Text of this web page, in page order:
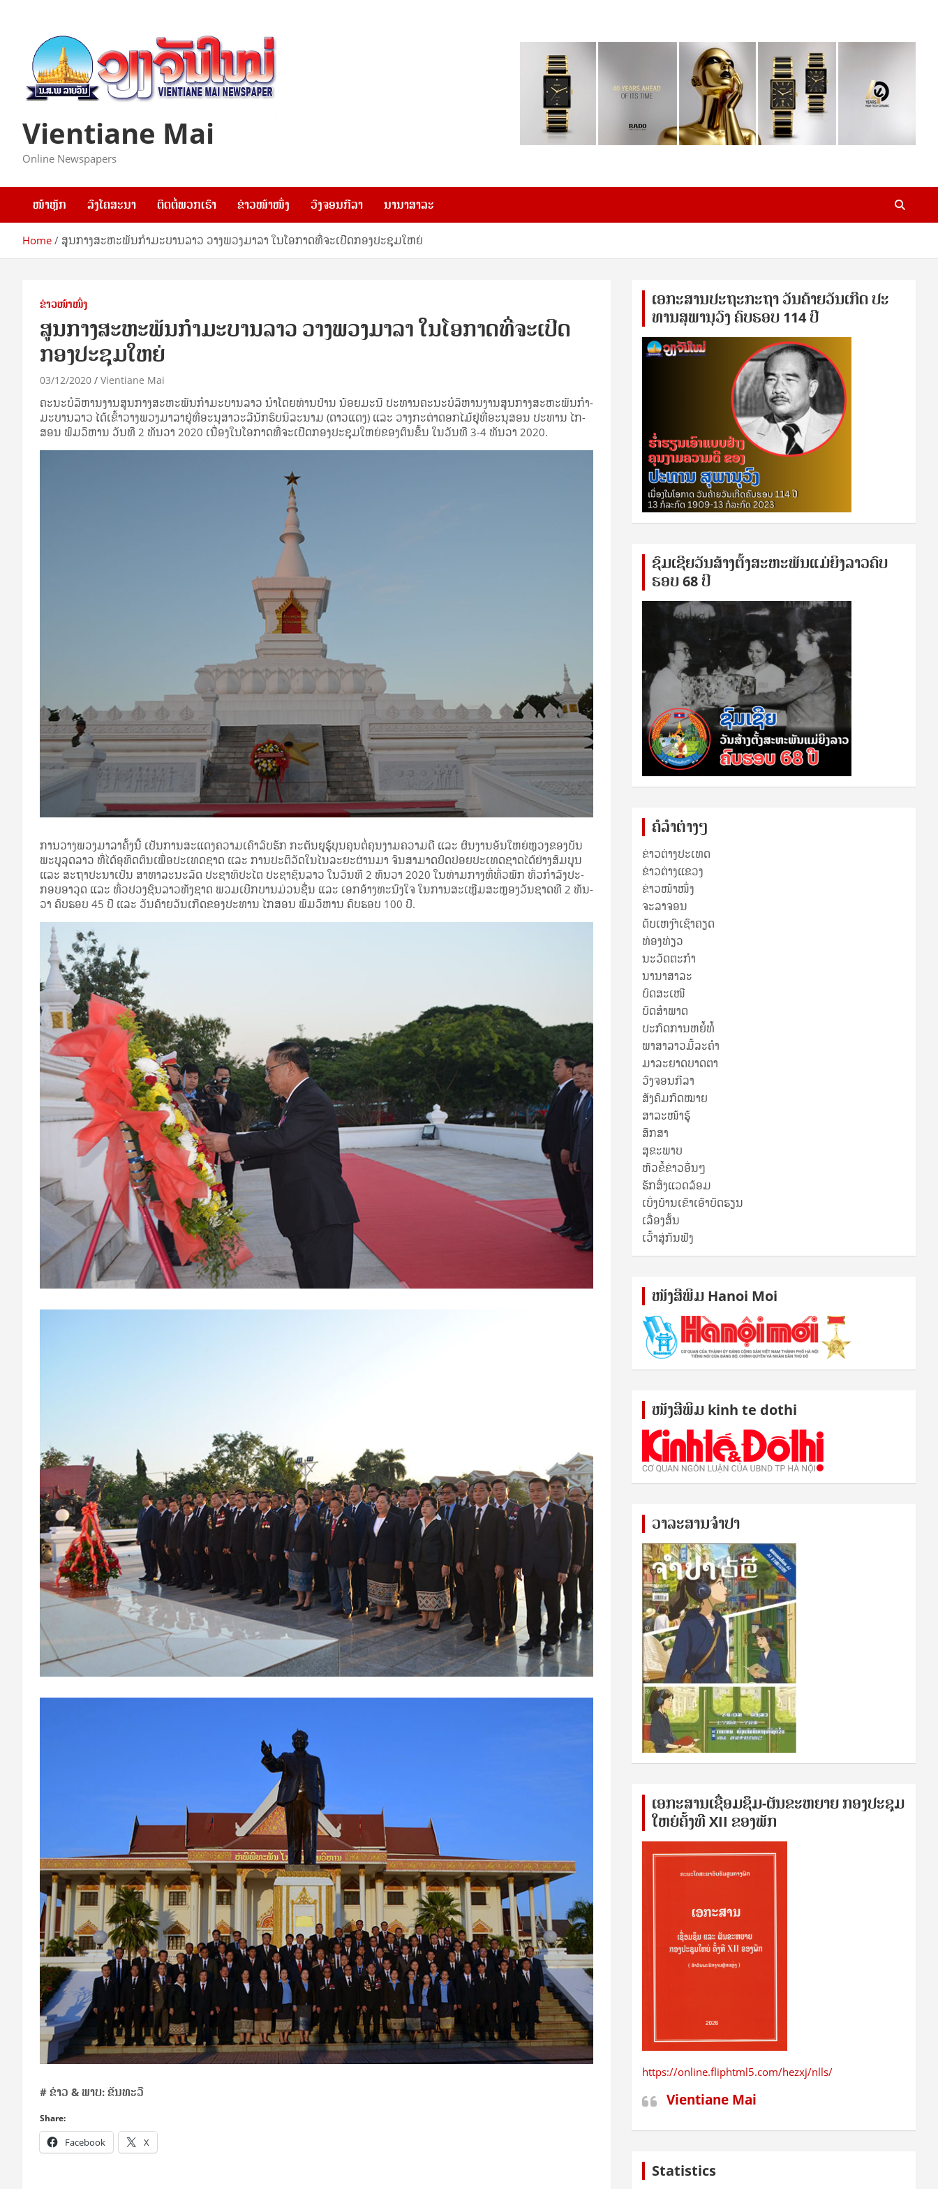
Vientiane Mai
Online Newspapers
ໜ້າຫຼັກ ລົງໂຄສະນາ ຕິດຕໍ່ພວກເຮົາ ຂ່າວໜ້າໜຶ່ງ ວົງຈອນກີລາ ນານາສາລະ
Home ສູນກາງສະຫະພັນກຳມະບານລາວ ວາງພວງມາລາ ໃນໂອກາດທີ່ຈະເປີດກອງປະຊຸມໃຫຍ່
ຂ່າວໜ້າໜຶ່ງ
ສູນກາງສະຫະພັນກຳມະບານລາວ ວາງພວງມາລາ ໃນໂອກາດທີ່ຈະເປີດ
ກອງປະຊຸມໃຫຍ່
03/12/2020 Vientiane Mai
ຄະ­ນະ​ບໍ­ລິ­ຫານ​ງານ​ສູນ​ກາງ​ສະ­ຫະ­ພັນ​ກຳ­ມະ­ບານ​ລາວ ນຳ​ໂດຍ​ທ່ານ​ປ້ານ ນ້ອຍ​ມະ­ນີ ປະ­ທານ​ຄະ­ນະ​ບໍ­ລິ­ຫານ​ງານ​ສູນ​ກາງ​ສະ­ຫະ­ພັນ​ກຳ­
ມະ­ບານ​ລາວ ໄດ້​ເຂົ້າ​ວາງ​ພວງ­ມາ­ລາ​ຢູ່​ທີ່​ອະ­ນຸ­ສາ­ວະ­ລີ​ນັກ­ຮົບ​ນິ­ລະ­ນາມ (ດາວ​ແດງ) ແລະ ວາງ​ກະ­ຕ່າ​ດອກ​ໄມ້​ຢູ່​ທີ່​ອະ­ນຸ­ສອນ ປະ­ທານ ໄກ­
ສອນ ພົມ­ວິ­ຫານ ວັນ​ທີ 2 ທັນ­ວາ 2020 ເນື່ອງ​ໃນ​ໂອ­ກາດ​ທີ່​ຈະ​ເປີດ​ກອງ​ປະ­ຊຸມ​ໃຫຍ່​ຂອງ​ຕົນ​ຂຶ້ນ ໃນ​ວັນ​ທີ 3-4 ທັນ­ວາ 2020.
ການ​ວາງ​ພວງ­ມາ­ລາ​ຄັ້ງ​ນີ້ ເປັນ​ການ­ສະ­ແດງ​ຄວາມ​ເຄົາ­ລົບ​ຮັກ ກະ­ຕັນ­ຍູ​ຮູ້​ບຸນ­ຄຸນ​ຕໍ່​ຄຸນ­ງາມ­ຄວາມ­ດີ ແລະ ຜົນ­ງານ​ອັນ​ໃຫຍ່​ຫຼວງ​ຂອງ​ບັນ​
ພະ​ບູ​ລຸດ​ລາວ ທີ່​ໄດ້​ອຸ­ທິດ​ຕົນ​ເພື່ອ​ປະ­ເທດ​ຊາດ ແລະ ການ​ປະ­ຕິ­ວັດ​ໃນ​ໄນ​ລະ­ຍະ​ຜ່ານ​ມາ ຈົນ​ສາ­ມາດ​ປົດ​ປ່ອຍ­ປະ​ເທດ​ຊາດ​ໄດ້​ຢ່າງ​ສົມ­ບູນ
ແລະ ສະ­ຖາ­ປະ­ນາ​ເປັນ ສາ­ທາ­ລະ­ນະ​ລັດ ປະ­ຊາ­ທິ­ປະ­ໄຕ ປະ­ຊາ­ຊົນ​ລາວ ໃນ​ວັນ​ທີ 2 ທັນ­ວາ 2020 ໃນ​ທ່າມ­ກາງ​ທີ່​ທົ່ວ​ພັກ ທົ່ວ​ກຳ­ລັງ​ປະ­
ກອບ​ອາ­ວຸດ ແລະ ທົ່ວ​ປວງ​ຊົນ​ລາວ​ທັງ​ຊາດ ພວມ​ເບີກ­ບານ​ມ່ວນ­ຊື່ນ ແລະ ເອກ­ອ້າງ​ທະ​ນົງ​ໃຈ ໃນ​ການ​ສະ­ເຫຼີມ­ສະ­ຫຼອງ​ວັນ­ຊາດ​ທີ 2 ທັນ­
ວາ ຄົບ­ຮອບ 45 ປີ ແລະ ວັນ​ຄ້າຍ​ວັນ​ເກີດ​ຂອງ​ປະ­ທານ ໄກ­ສອນ ພົມ­ວິ­ຫານ ຄົບ­ຮອບ 100 ປີ.
# ຂ່າວ & ພາບ: ຂັນ​ທະ­ວີ
Share:
Facebook X
ເອ​ກະ​ສານ​ປະ​ຖະ​ກະ​ຖ​າ ວັນ​ຄ້າຍ​ວັນ​ເກີດ ປ​ະ​
ທານ​ສຸ​ພາ​ນຸ​ວົງ ຄົບ​ຮອບ 114 ປີ
ຊົ​ມ​ເຊີຍ​ວັນ​ສ້າງ​ຕັ້ງ​ສະ​ຫະ​ພັນ​ແມ່​ຍິງ​​ລາວຄົບ​
ຮອບ 68 ປິ
ຄໍລຳຕ່າງໆ
ຂ່າວຕ່າງປະເທດ
ຂ່າວ​ຕ່າງ​ແຂວງ
ຂ່າວໜ້າໜຶ່ງ
ຈະລາຈອນ
ດັບເຫງົາເຊົາຄຽດ
ທ່ອງທ່ຽວ
ນະວັດຕະກໍາ
ນານາສາລະ
ບົດສະເໜີ
ບົດສໍາພາດ
ປະກົດການຫຍໍ້ທໍ້
ພາສາລາວມື້ລະຄຳ
ມາລະຍາດບາດຕາ
ວົງຈອນກີລາ
ສັງຄົມກົດໝາຍ
ສາລະໜ້າຮູ້
ສຶກສາ
ສຸ​ຂະ​ພາບ
ຫົວຂໍ້ຂ່າວອື່ນໆ
ຮັກສິ່ງແວດລ້ອມ
ເບິ່ງບ້ານເຂົາເອົາບົດຮຽນ
ເລື່ອງສັ້ນ
ເວົ້າສູ່ກັນຟັງ
ໜັງ​ສື​ພິມ Hanoi Moi
ໜັງ​ສື​ພິມ kinh te dothi
ວາລະສານຈຳປາ
ເອກ​ະ​ສານ​ເຊ​ື່ອມ​ຊ​ຶມ-ຜັນ​ຂະ​ຫ​ຍາຍ ກອງ​ປະ​ຊຸມ​
ໃຫຍ່​ຄັ້ງ​ທີ XII ຂອງ​ພັກ
https://online.fliphtml5.com/hezxj/nlls/
Vientiane Mai
Statistics